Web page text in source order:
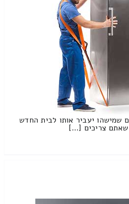
שמישהו יעביר אותו לבית החדש
צריכים […]